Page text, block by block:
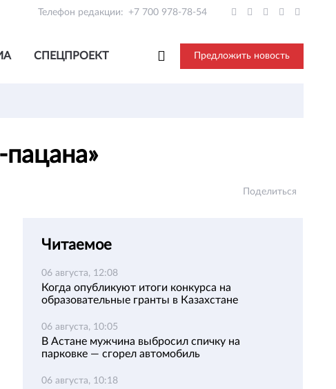
Телефон редакции: +7 700 978-78-54
СПЕЦПРОЕКТ Предложить новость
Поделиться
Читаемое
06 августа, 12:08
Когда опубликуют итоги конкурса на
образовательные гранты в Казахстане
06 августа, 10:05
В Астане мужчина выбросил спичку на
парковке — сгорел автомобиль
06 августа, 10:18